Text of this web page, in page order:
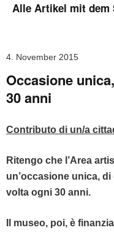
Alle Artikel mit dem
4. November 2015
Occasione
30 anni
Con­trib­u­to di un/a
Riten­go che l’Area
un’oc­ca­sione uni­ca,
vol­ta ogni 30 anni.
Il museo, poi, è